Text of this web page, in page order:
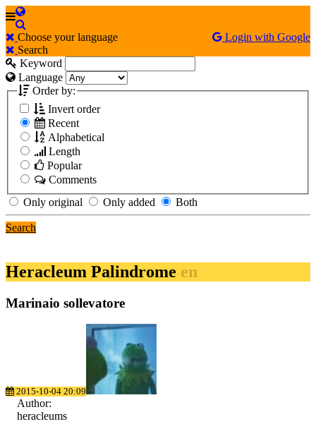
Login with Google
Choose your language
Search
Keyword
Language
Order by:
Invert order
Recent
Alphabetical
Length
Popular
Comments
Only original
Only added Both
Search
Heracleum Palindrome en
Marinaio sollevatore
2015-10-04 20:09
Author:
heracleums